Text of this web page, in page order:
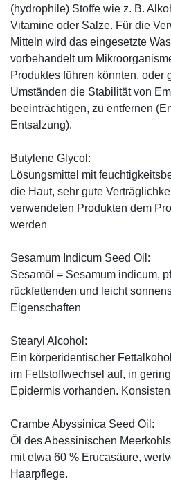
(hydrophile) Stoffe wie z. B.
Vitamine oder Salze. Für die
Mitteln wird das eingesetzte
vorbehandelt um
Produktes führen könnten, oder
Umständen die Stabilität von
beeinträchtigen, zu entfernen
Entsalzung).
Butylene Glycol:
Lösungsmittel mit
die Haut, sehr gute
verwendeten Produkten dem
werden
Sesamum Indicum Seed Oil:
Sesamöl = Sesamum indicum,
rückfettenden und leicht
Eigenschaften
Stearyl Alcohol:
Ein körperidentischer
im Fettstoffwechsel auf, in
Epidermis vorhanden.
Crambe Abyssinica Seed Oil:
Öl des Abessinischen
mit etwa 60 % Erucasäure,
Haarpflege.